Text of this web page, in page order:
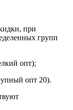
при
групп
опт);
опт 20).